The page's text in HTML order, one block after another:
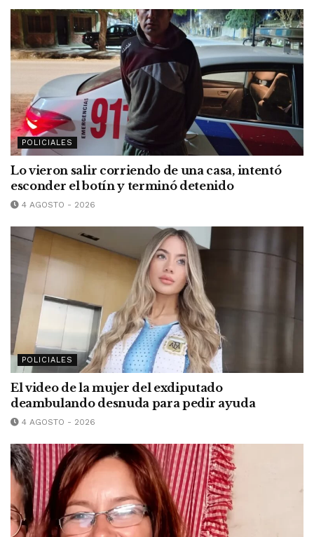
POLICIALES
Lo vieron salir corriendo de una casa, intentó
esconder el botín y terminó detenido
4 AGOSTO - 2026
POLICIALES
El video de la mujer del exdiputado
deambulando desnuda para pedir ayuda
4 AGOSTO - 2026